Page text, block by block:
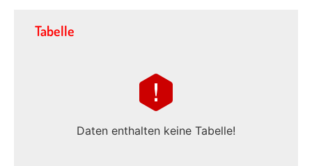
Tabelle
Daten enthalten keine Tabelle!